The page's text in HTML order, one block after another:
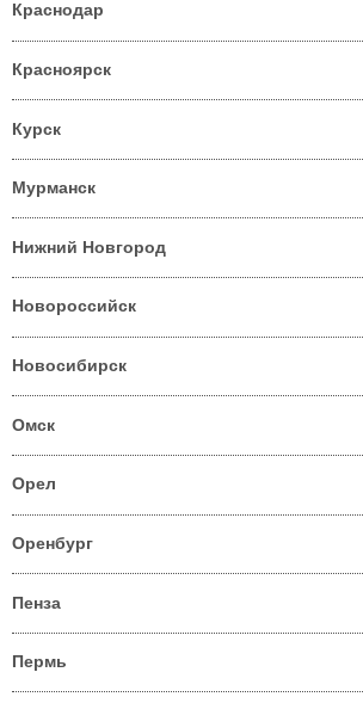
Краснодар
Красноярск
Курск
Мурманск
Нижний Новгород
Новороссийск
Новосибирск
Омск
Орел
Оренбург
Пенза
Пермь